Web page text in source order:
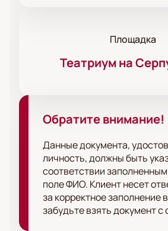
Площадка
Театриум на
Обратите внимание!
Данные документа,
личность, должны быть
соответствии
поле ФИО. Клиент несет
за корректное заполнение
забудьте взять документ с